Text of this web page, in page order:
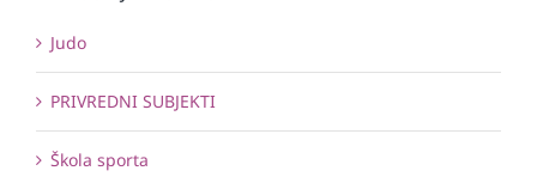
Judo
PRIVREDNI SUBJEKTI
Škola sporta